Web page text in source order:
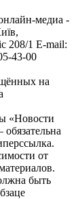
медиа -
1 E-mail:
43-00
на
«Новости
от
быть